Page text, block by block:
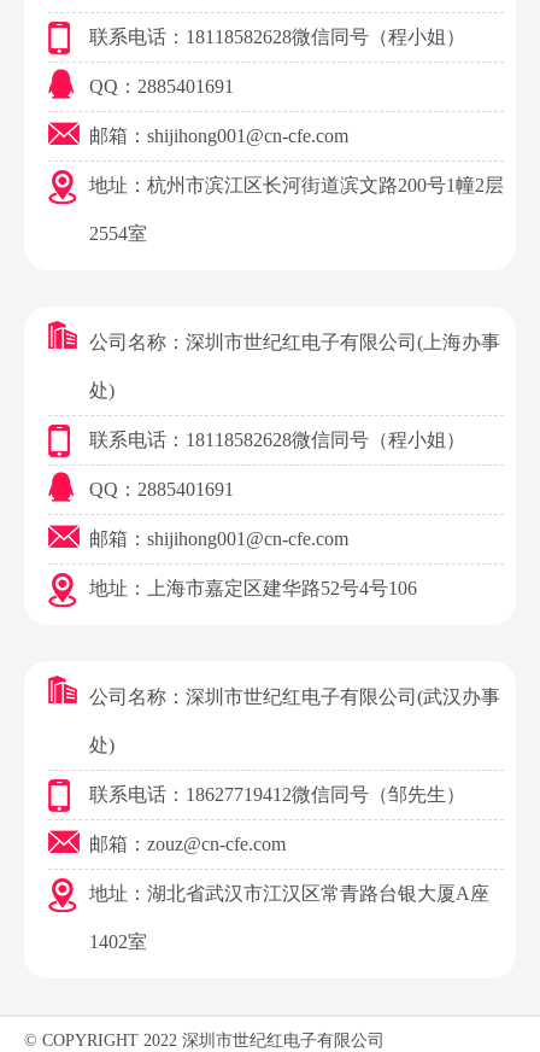
联系电话：18118582628微信同号 （程小姐）
QQ：2885401691
邮箱：shijihong001@cn-cfe.com
地址：杭州市滨江区长河街道滨文路200号1幢2层
2554室
公司名称：深圳市世纪红电子有限公司(上海办事
处)
联系电话：18118582628微信同号 （程小姐）
QQ：2885401691
邮箱：shijihong001@cn-cfe.com
地址：上海市嘉定区建华路52号4号106
公司名称：深圳市世纪红电子有限公司(武汉办事
处)
联系电话：18627719412微信同号 （邹先生）
邮箱：zouz@cn-cfe.com
地址：湖北省武汉市江汉区常青路台银大厦A座
1402室
© COPYRIGHT 2022 深圳市世纪红电子有限公司